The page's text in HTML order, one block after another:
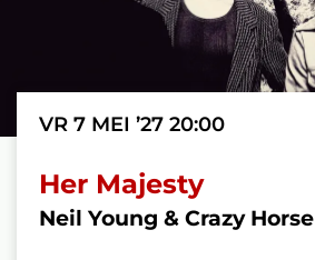
Her Majesty
Neil Young & Crazy Horse
VR 7 MEI ’27 20:00